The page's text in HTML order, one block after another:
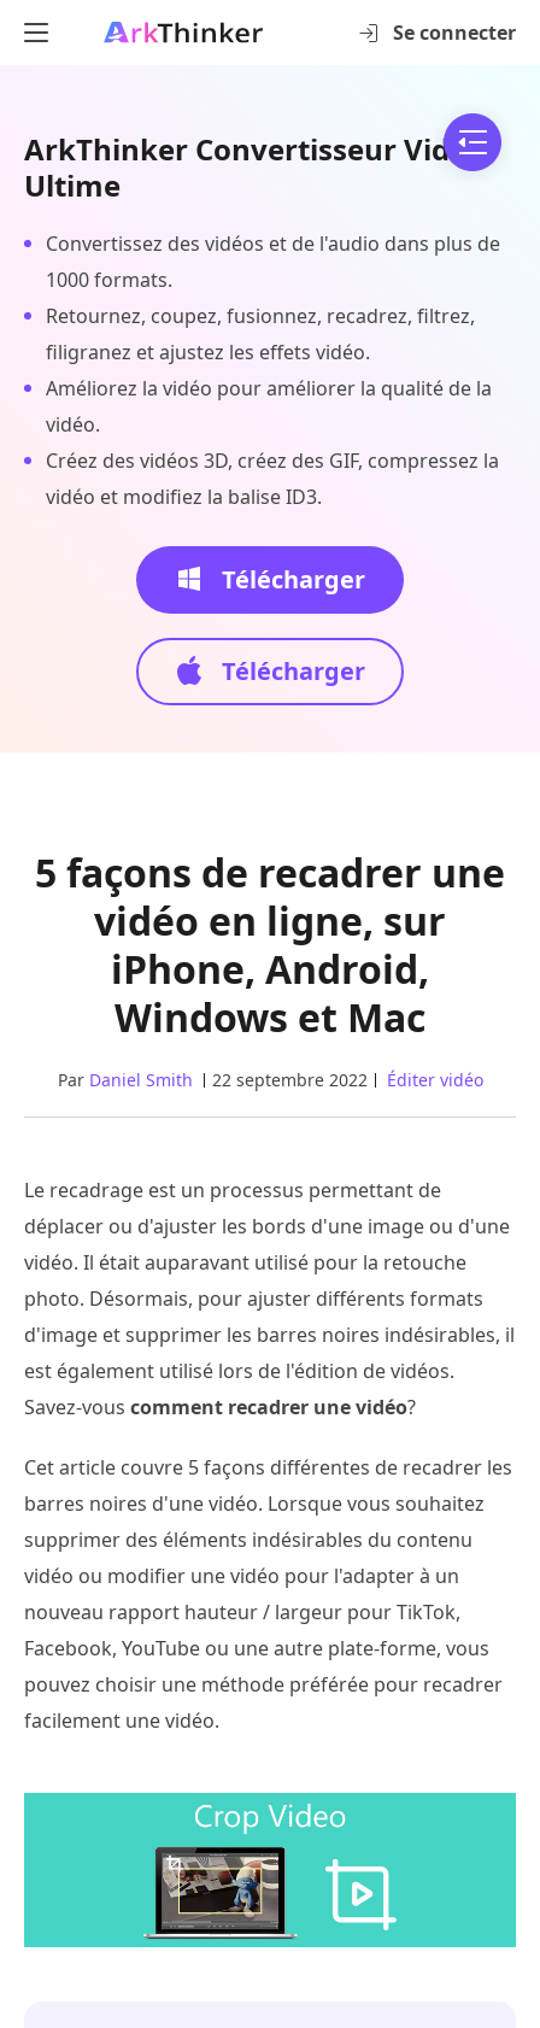
Se connecter
ArkThinker Convertisseur Vidéo
Ultime
Convertissez des vidéos et de l'audio dans plus de
1000 formats.
Retournez, coupez, fusionnez, recadrez, filtrez,
filigranez et ajustez les effets vidéo.
Améliorez la vidéo pour améliorer la qualité de la
vidéo.
Créez des vidéos 3D, créez des GIF, compressez la
vidéo et modifiez la balise ID3.
Télécharger
Télécharger
5 façons de recadrer une
vidéo en ligne, sur
iPhone, Android,
Windows et Mac
Par Daniel Smith 22 septembre 2022 Éditer vidéo
Le recadrage est un processus permettant de
déplacer ou d'ajuster les bords d'une image ou d'une
vidéo. Il était auparavant utilisé pour la retouche
photo. Désormais, pour ajuster différents formats
d'image et supprimer les barres noires indésirables, il
est également utilisé lors de l'édition de vidéos.
Savez-vous comment recadrer une vidéo?
Cet article couvre 5 façons différentes de recadrer les
barres noires d'une vidéo. Lorsque vous souhaitez
supprimer des éléments indésirables du contenu
vidéo ou modifier une vidéo pour l'adapter à un
nouveau rapport hauteur / largeur pour TikTok,
Facebook, YouTube ou une autre plate-forme, vous
pouvez choisir une méthode préférée pour recadrer
facilement une vidéo.